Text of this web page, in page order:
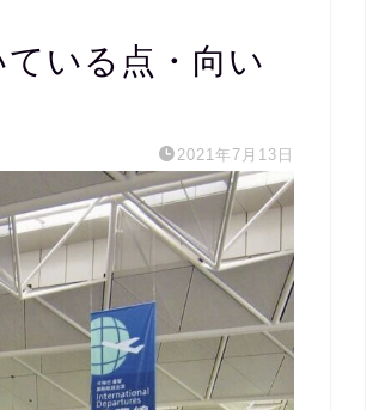
いる点・向い
2021年7月13日